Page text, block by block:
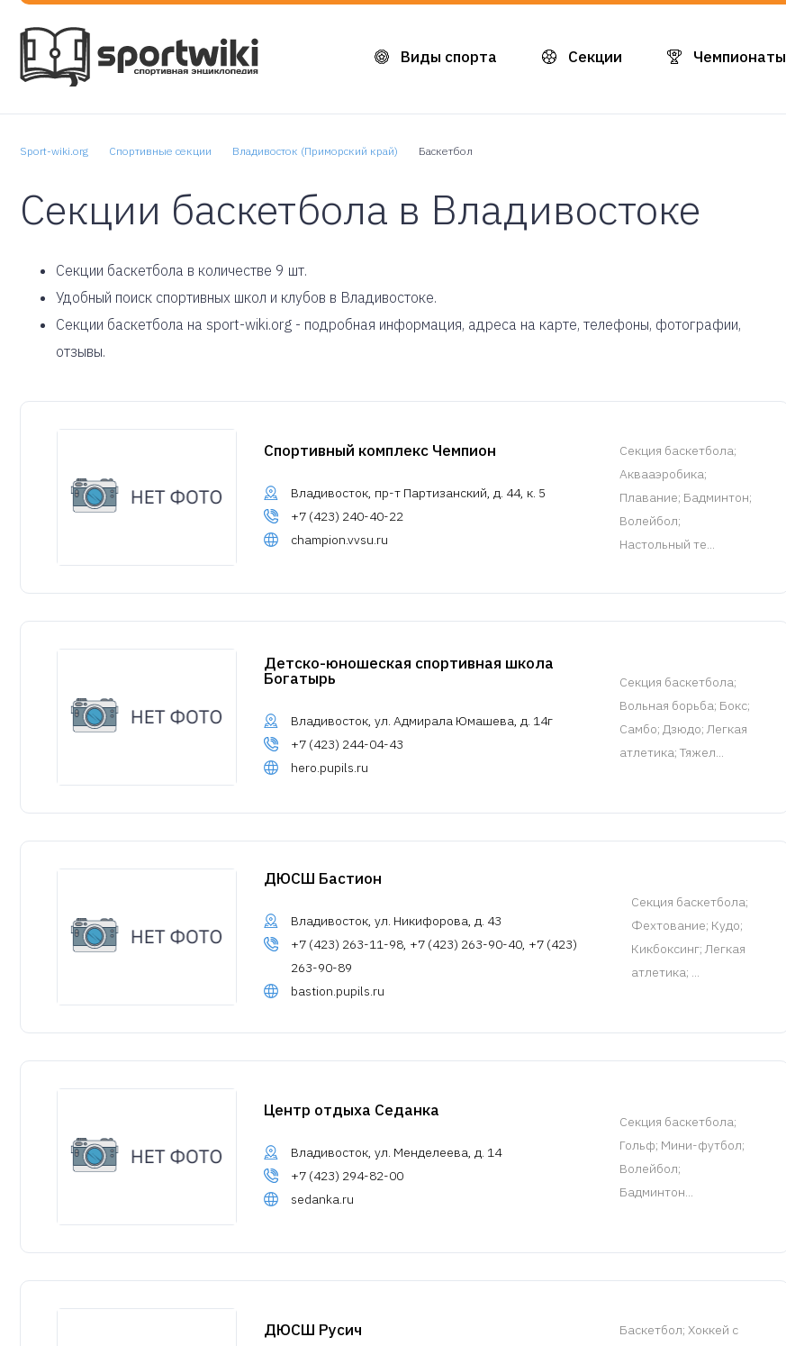
Виды спорта Секции Чемпионаты
Sport-wiki.org Спортивные секции Владивосток (Приморский край) Баскетбол
Секции баскетбола в Владивостоке
Cекции баскетбола в количестве 9 шт.
Удобный поиск спортивных школ и клубов в Владивостоке.
Секции баскетбола на sport-wiki.org - подробная информация, адреса на карте, телефоны, фотографии,
отзывы.
Спортивный комплекс Чемпион
Владивосток, пр-т Партизанский, д. 44, к. 5
+7 (423) 240-40-22
champion.vvsu.ru
Cекция баскетбола;
Аквааэробика;
Плавание; Бадминтон;
Волейбол;
Настольный те...
Детско-юношеская спортивная школа
Богатырь
Владивосток, ул. Адмирала Юмашева, д. 14г
+7 (423) 244-04-43
hero.pupils.ru
Cекция баскетбола;
Вольная борьба; Бокс;
Самбо; Дзюдо; Легкая
атлетика; Тяжел...
ДЮСШ Бастион
Владивосток, ул. Никифорова, д. 43
+7 (423) 263-11-98, +7 (423) 263-90-40, +7 (423)
263-90-89
bastion.pupils.ru
Cекция баскетбола;
Фехтование; Кудо;
Кикбоксинг; Легкая
атлетика; ...
Центр отдыха Седанка
Владивосток, ул. Менделеева, д. 14
+7 (423) 294-82-00
sedanka.ru
Cекция баскетбола;
Гольф; Мини-футбол;
Волейбол;
Бадминтон...
ДЮСШ Русич Баскетбол; Хоккей с